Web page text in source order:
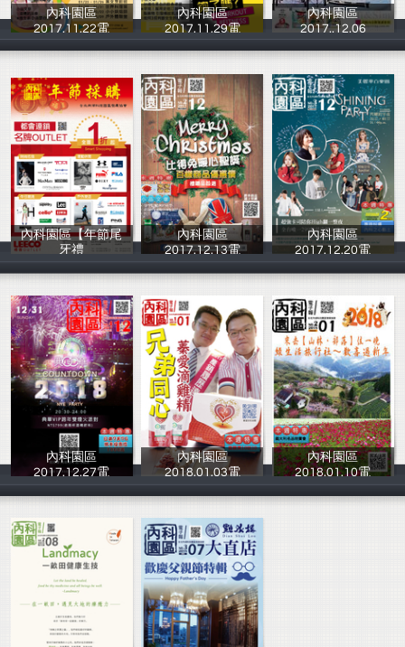
內科園區
2017.11.22電
台北內湖科技園
內科園區
2017.11.29電
台北內湖科技園
內科園區
2017..12.06
台北內湖科技園
內科園區【年節尾
牙禮
台北內湖科技園
內科園區
2017.12.13電
台北內湖科技園
內科園區
2017.12.20電
台北內湖科技園
內科園區
2017.12.27電
台北內湖科技園
內科園區
2018.01.03電
台北內湖科技園
內科園區
2018.01.10電
台北內湖科技園